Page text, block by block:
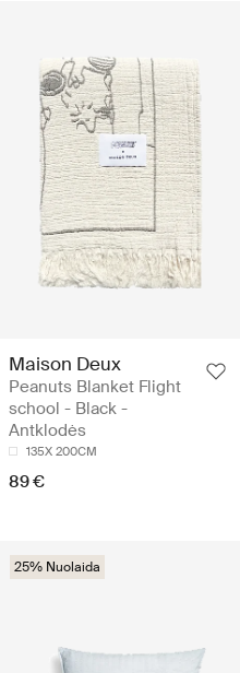
Maison Deux
Peanuts Blanket Flight
school - Black -
Antklodės
135X 200CM
89 €
25% Nuolaida